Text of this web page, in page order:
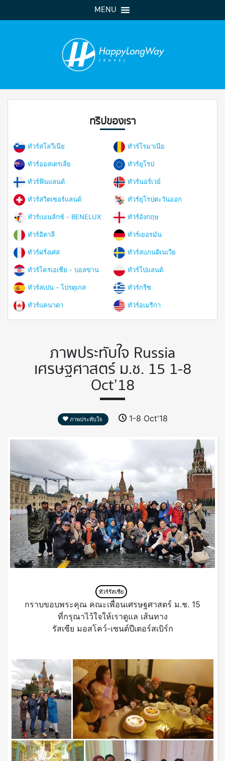
MENU
ทริปของเรา
ทัวร์สโลวีเนีย ทัวร์โรมาเนีย
ทัวร์ออสเตรเลีย ทัวร์ยุโรป
ทัวร์ฟินแลนด์ ทัวร์นอร์เวย์
ทัวร์สวิตเซอร์แลนด์ ทัวร์ยุโรปตะวันออก
ทัวร์เบเนลักซ์ - BENELUX ทัวร์อังกฤษ
ทัวร์อิตาลี ทัวร์เยอรมัน
ทัวร์ฝรั่งเศส ทัวร์สแกนดิเนเวีย
ทัวร์โครเอเชีย - บอลข่าน ทัวร์โปแลนด์
ทัวร์สเปน - โปรตุเกส ทัวร์กรีซ
ทัวร์แคนาดา ทัวร์อเมริกา
ภาพประทับใจ Russia
เศรษฐศาสตร์ ม.ช. 15 1-8
Oct’18
ภาพประทับใจ 1-8 Oct'18
ทัวร์รัสเซีย
กราบขอบพระคุณ คณะเพื่อนเศรษฐศาสตร์ ม.ช. 15
ที่กรุณาไว้ใจให้เราดูแล เส้นทาง
รัสเซีย มอสโคว์-เซนต์ปีเตอร์สเบิร์ก